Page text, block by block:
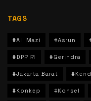
TAGS
#Ali Mazi #Asrun
#DPR RI #Gerindra
#Jakarta Barat
#Konkep #Konsel